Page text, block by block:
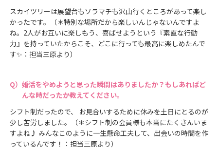
スカイツリーは展望台もソラマチも沢山行くところがあって楽し
かったです。（＊特別な場所だから楽しいんじゃないんですよ
ね。2人がお互いに楽しもう、喜ばせようという『素直な行動
力』を持っていたからこそ、どこに行っても最高に楽しめたんで
す✨：担当三原より）
婚活をやめようと思った瞬間はありましたか？もしあればど
んな時だったか教えてください。
シフト制だったので、 お見合いするために休みを土日にとるのが
少し苦労しました。（＊シフト制の会員様も本当にたくさんいま
すよね♪ みんなこのように一生懸命工夫して、出会いの時間を作
っているんです！：担当三原より）